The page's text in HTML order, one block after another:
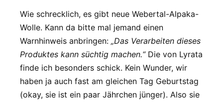
Wie schrecklich, es gibt neue Webertal-Alpaka-
Wolle. Kann da bitte mal jemand einen
Warnhinweis anbringen: „Das Verarbeiten dieses
Produktes kann süchtig machen.“Die von Lyrata
finde ich besonders schick. Kein Wunder, wir
haben ja auch fast am gleichen Tag Geburtstag
(okay, sie ist ein paar Jährchen jünger). Also sie